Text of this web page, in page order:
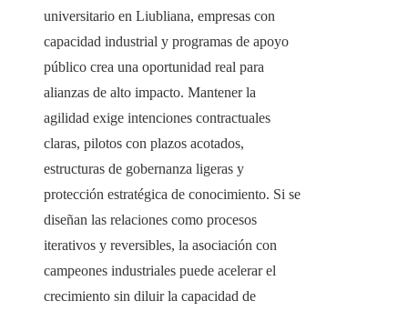
universitario en Liubliana, empresas con
capacidad industrial y programas de apoyo
público crea una oportunidad real para
alianzas de alto impacto. Mantener la
agilidad exige intenciones contractuales
claras, pilotos con plazos acotados,
estructuras de gobernanza ligeras y
protección estratégica de conocimiento. Si se
diseñan las relaciones como procesos
iterativos y reversibles, la asociación con
campeones industriales puede acelerar el
crecimiento sin diluir la capacidad de